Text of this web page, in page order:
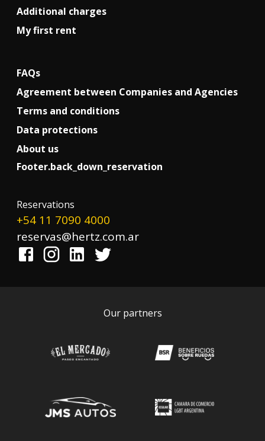
Additional charges
My first rent
FAQs
Agreement between Companies and Agencies
Terms and conditions
Data protections
About us
Footer.back_down_reservation
Reservations
+54 11 7090 4000
reservas@hertz.com.ar
Our partners